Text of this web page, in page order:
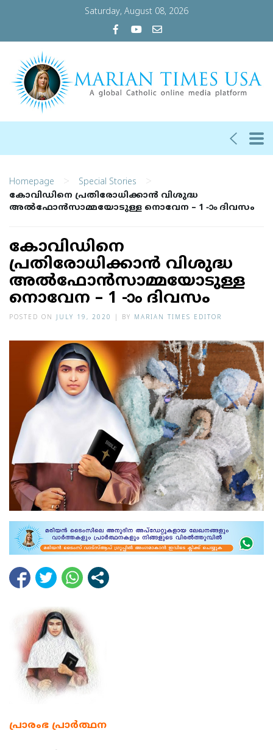
Saturday, August 08, 2026
Homepage > Special Stories >
കോവിഡിനെ പ്രതിരോധിക്കാന്‍ വിശുദ്ധ
അല്‍ഫോന്‍സാമ്മയോടുള്ള നൊവേന – 1 -ാം ദിവസം
കോവിഡിനെ
പ്രതിരോധിക്കാന്‍ വിശുദ്ധ
അല്‍ഫോന്‍സാമ്മയോടുള്ള
നൊവേന – 1 -ാം ദിവസം
POSTED ON JULY 19, 2020 BY MARIAN TIMES EDITOR
പ്രാരംഭ പ്രാര്‍ത്ഥന